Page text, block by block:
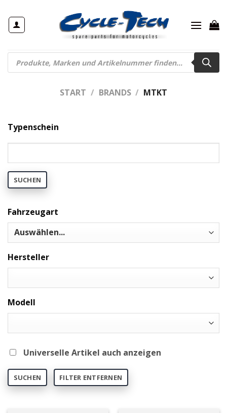
Inhalt
springen
Products
search
START / BRANDS / MTKT
Typenschein
SUCHEN
Fahrzeugart
Hersteller
Modell
Universelle Artikel auch anzeigen
SUCHEN FILTER ENTFERNEN